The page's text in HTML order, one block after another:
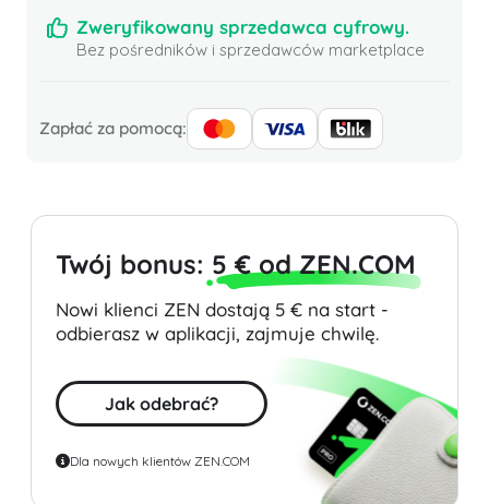
Zweryfikowany sprzedawca cyfrowy.
Bez pośredników i sprzedawców marketplace
Zapłać za pomocą:
Twój bonus: 5 € od ZEN.COM
Nowi klienci ZEN dostają 5 € na start -
odbierasz w aplikacji, zajmuje chwilę.
Jak odebrać?
Dla nowych klientów ZEN.COM